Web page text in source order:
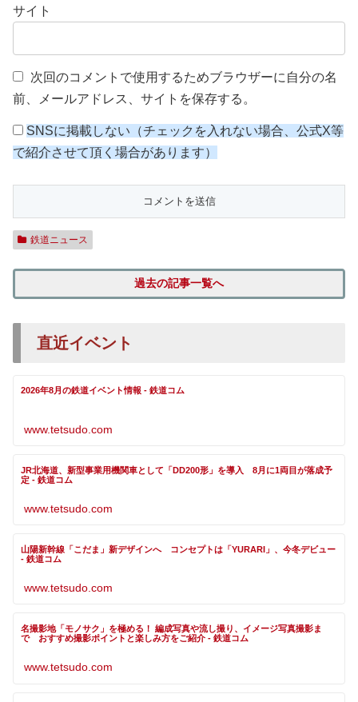
サイト
次回のコメントで使用するためブラウザーに自分の名
前、メールアドレス、サイトを保存する。
SNSに掲載しない（チェックを入れない場合、公式X等
で紹介させて頂く場合があります）
鉄道ニュース
過去の記事一覧へ
直近イベント
2026年8月の鉄道イベント情報 - 鉄道コム
www.tetsudo.com
JR北海道、新型事業用機関車として「DD200形」を導入 8月に1両目が落成予
定 - 鉄道コム
www.tetsudo.com
山陽新幹線「こだま」新デザインへ コンセプトは「YURARI」、今冬デビュー
- 鉄道コム
www.tetsudo.com
名撮影地「モノサク」を極める！ 編成写真や流し撮り、イメージ写真撮影ま
で おすすめ撮影ポイントと楽しみ方をご紹介 - 鉄道コム
www.tetsudo.com